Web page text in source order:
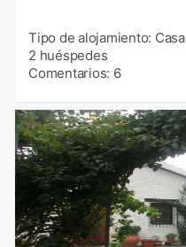
Tipo de alojamiento: Casa
2 huéspedes
Comentarios: 6